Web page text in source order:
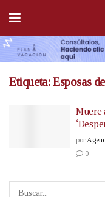
Etiqueta:Esposas
Muere
por
0